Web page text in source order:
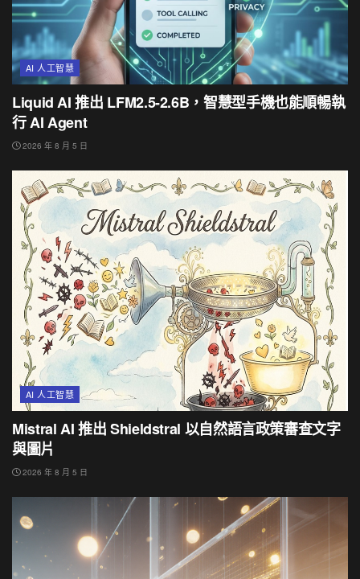
AI 人工智慧
Liquid AI 推出 LFM2.5-2.6B，智慧型手機也能順暢執
行 AI Agent
2026 年 8 月 5 日
AI 人工智慧
Mistral AI 推出 Shieldstral 以自然語言政策審查文字
與圖片
2026 年 8 月 5 日